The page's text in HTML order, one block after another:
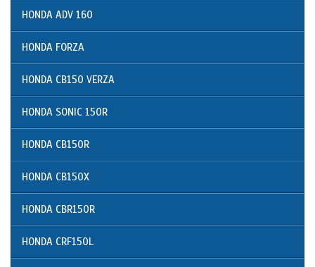
HONDA ADV 160
HONDA FORZA
HONDA CB150 VERZA
HONDA SONIC 150R
HONDA CB150R
HONDA CB150X
HONDA CBR150R
HONDA CRF150L